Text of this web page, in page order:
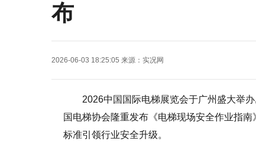
布
2026-06-03 18:25:05 来源： 实况网
2026中国国际电梯展览会于广州盛大举
国电梯协会隆重发布《电梯现场安全作业指
标准引领行业安全升级。